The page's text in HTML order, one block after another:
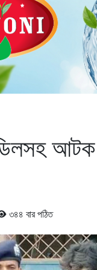
৩৪৪ বার পঠিত